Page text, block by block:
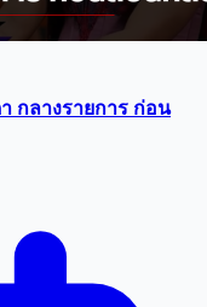
กลางรายการ ก่อน